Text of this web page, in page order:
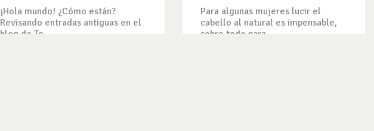
¡Hola mundo! ¿Cómo están?
Revisando entradas antiguas en el
blog de Te...
Para algunas mujeres lucir el
cabello al natural es impensable,
sobre todo para...